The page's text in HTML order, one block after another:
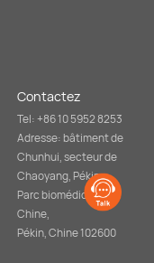
Contactez
Tel: +86 10 5952 8253
Adresse: bâtiment de
Chunhui, secteur de
Chaoyang, Pékin,
Parc biomédical de
Chine,
Pékin, Chine 102600